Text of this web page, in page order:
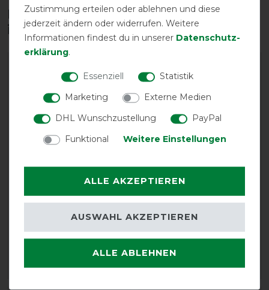
Diese Produkte könnten dich auch
interessieren
Gold Schabracke
ARTIKEL MERKEN
Collection Schabracke
Dressur
vorher 79,90 €
ARTIKEL MERKEN
Zustimmung erteilen oder ablehnen und diese
jederzeit ändern oder widerrufen. Weitere
Informationen findest du in unserer Daten­schutz­
erklärung.
Essenziell
Statistik
Marketing
Externe Medien
DHL Wunschzustellung
PayPal
Funktional
Weitere Einstellungen
ALLE AKZEPTIEREN
ALLE ABLEHNEN
AUSWAHL AKZEPTIEREN